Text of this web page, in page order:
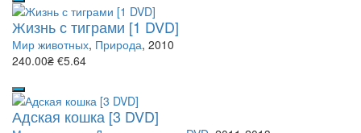
Жизнь с тиграми [1 DVD]
Мир животных, Природа, 2010
240.00₴ €5.64
Адская кошка [3 DVD]